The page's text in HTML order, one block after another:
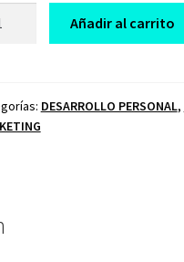
Añadir al carrito
DESARROLLO PERSONAL,